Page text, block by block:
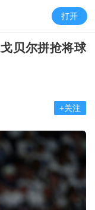
打开
贝尔拼抢将球
+关注